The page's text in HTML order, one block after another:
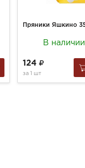
В
124
за 1 шт